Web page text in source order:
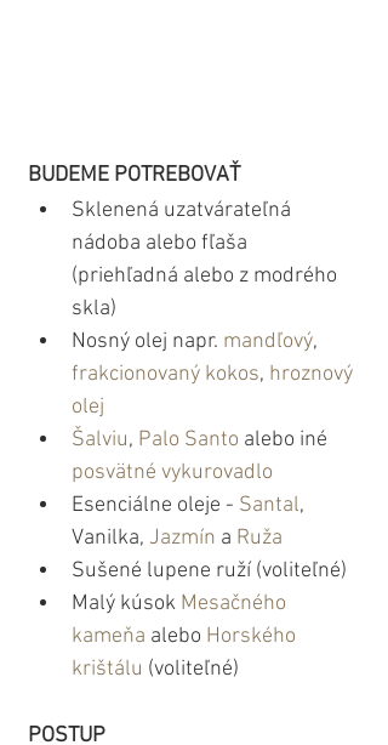
BUDEME POTREBOVAŤ
Sklenená uzatvárateľná
nádoba alebo fľaša
(priehľadná alebo z modrého
skla)
Nosný olej napr. mandľový,
frakcionovaný kokos, hroznový
olej
Šalviu, Palo Santo alebo iné
posvätné vykurovadlo
Esenciálne oleje - Santal,
Vanilka, Jazmín a Ruža
Sušené lupene ruží (voliteľné)
Malý kúsok Mesačného
kameňa alebo Horského
krištálu (voliteľné)
POSTUP